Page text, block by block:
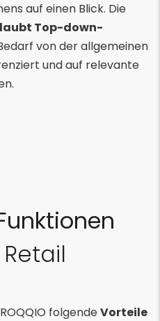
auf einen Blick. Die
Top-down-
von der allgemeinen
und auf relevante
folgendeVorteile